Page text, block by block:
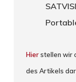
Hierstellen wir
des Artikels